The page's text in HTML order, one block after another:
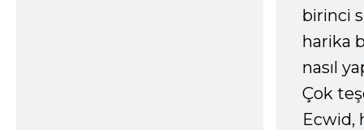
birinci
harika
nasıl
Çok
Ecwid,